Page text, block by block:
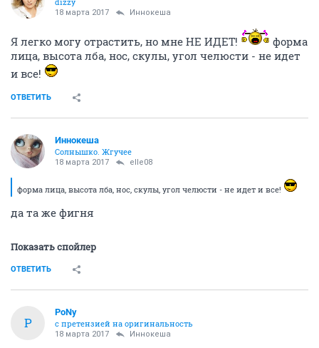
18 марта 2017 Иннокеша
Я легко могу отрастить, но мне НЕ ИДЕТ!
форма
лица, высота лба, нос, скулы, угол челюсти - не идет
и все!
ОТВЕТИТЬ
Иннокеша
Солнышко. Жгучее
18 марта 2017 elle08
форма лица, высота лба, нос, скулы, угол челюсти - не идет и все!
да та же фигня
Показать спойлер
ОТВЕТИТЬ
P
PoNy
с претензией на оригинальность
18 марта 2017 Иннокеша